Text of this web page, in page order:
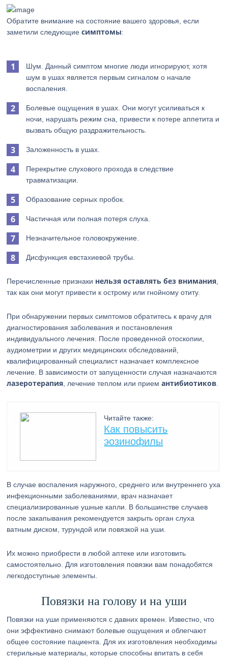
Обратите внимание на состояние вашего здоровья, если
заметили следующиесимптомы:
Шум. Данный симптом многие люди игнорируют, хотя
шум в ушах является первым сигналом о начале
воспаления.
Болевые ощущения в ушах. Они могут усиливаться к
ночи, нарушать режим сна, привести к потере аппетита и
вызвать общую раздражительность.
Заложенность в ушах.
Перекрытие слухового прохода в следствие
травматизации.
Образование серных пробок.
Частичная или полная потеря слуха.
Незначительное головокружение.
Дисфункция евстахиевой трубы.
Перечисленные признаки нельзя оставлять без внимания
так как они могут привести к острому или гнойному отиту.
При обнаружении первых симптомов обратитесь к врачу для
диагностирования заболевания и постановления
индивидуального лечения. После проведенной отоскопии,
аудиометрии и других медицинских обследований,
квалифицированный специалист назначает комплексное
лечение. В зависимости от запущенности случая назначаются
лазеротерапия , лечение теплом или приемантибиотиков
Читайте также:
Как повысить
эозинофилы
В случае воспаления наружного, среднего или внутреннего уха
инфекционными заболеваниями, врач назначает
специализированные ушные капли. В большинстве случаев
после закапывания рекомендуется закрыть орган слуха
ватным диском, турундой или повязкой на уши.
Их можно приобрести в любой аптеке или изготовить
самостоятельно. Для изготовления повязки вам понадобятся
легкодоступные элементы.
Повязки на голову и на уши
Повязки на уши применяются с давних времен. Известно, что
они эффективно снимают болевые ощущения и облегчают
общее состояние пациента. Для их изготовления необходимы
стерильные материалы, которые способны впитать в себя